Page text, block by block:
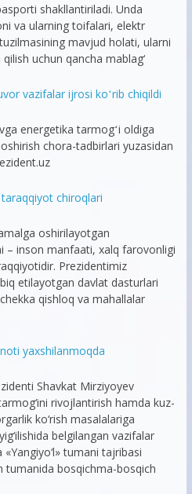
shakllantiriladi. Unda
va ularning toifalari, elektr
mavjud holati, ularni
uchun qancha mablag‘
vazifalar ijrosi koʻrib chiqildi
energetika tarmogʻi oldiga
chora-tadbirlari yuzasidan
chiroqlari
oshirilayotgan
– inson manfaati, xalq farovonligi
Prezidentimiz
etilayotgan davlat dasturlari
qishloq va mahallalar
yaxshilanmoqda
Shavkat Mirziyoyev
rivojlantirish hamda kuz-
ko‘rish masalalariga
belgilangan vazifalar
tumani tajribasi
tumanida bosqichma-bosqich